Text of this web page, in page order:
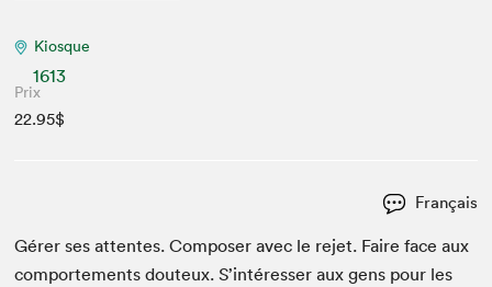
Kiosque
1613
Prix
22.95$
Français
Gér­er ses attentes. Com­pos­er avec le rejet. Faire face aux
com­porte­ments dou­teux. S’intéresser aux gens pour les